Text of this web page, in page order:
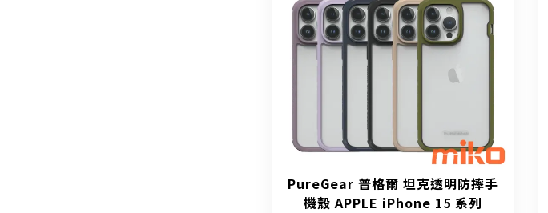
PureGear 普格爾 坦克透明防摔手
機殼 APPLE iPhone 15 系列